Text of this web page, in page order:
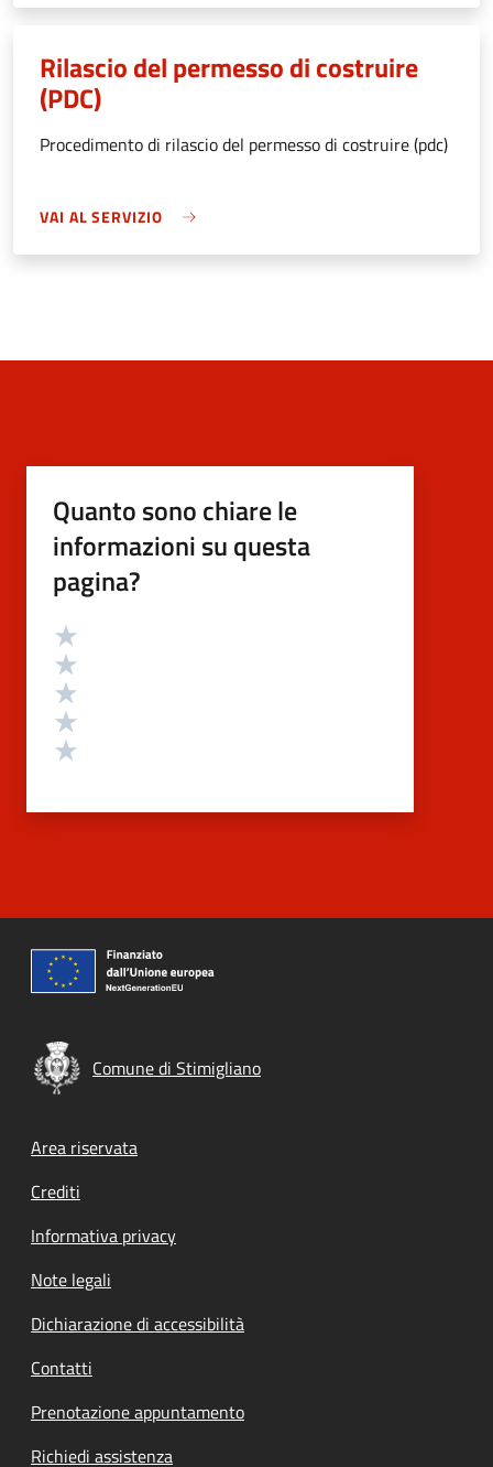
Rilascio del permesso di costruire
(PDC)
Procedimento di rilascio del permesso di costruire (pdc)
VAI AL SERVIZIO
Quanto sono chiare le
informazioni su questa
pagina?
Valutazione
Comune di Stimigliano
Footer menu
Area riservata
Crediti
Informativa privacy
Note legali
Dichiarazione di accessibilità
Contatti
Prenotazione appuntamento
Richiedi assistenza